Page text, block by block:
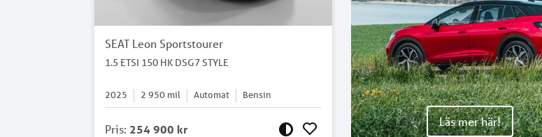
SEAT Leon Sportstourer
1.5 ETSI 150 HK DSG7 STYLE
2025 2 950 mil Automat Bensin
Pris: 254 900 kr
Läs mer här!